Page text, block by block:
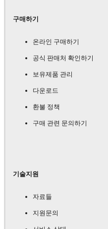
구매하기
온라인 구매하기
공식 판매처 확인하기
보유제품 관리
다운로드
환불 정책
구매 관련 문의하기
기술지원
자료들
지원문의